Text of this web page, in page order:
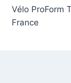
de
Vélo ProForm
France